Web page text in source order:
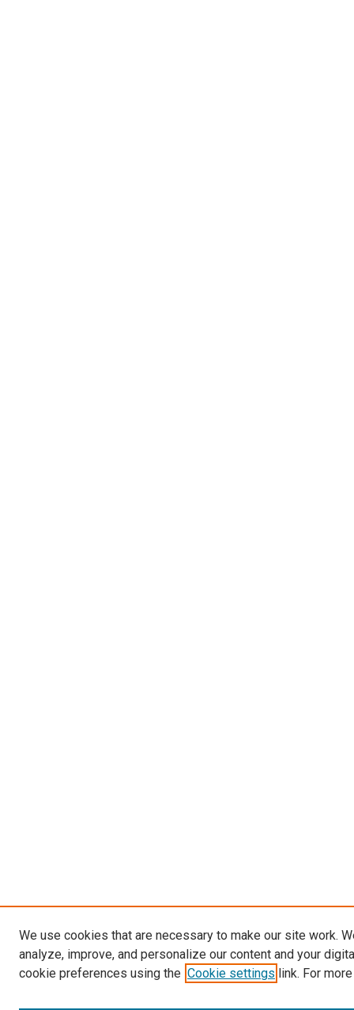
We use cookies that are necessary to make our site work.
analyze, improve, and personalize our content and your
cookie preferences using the Cookie settings link. For